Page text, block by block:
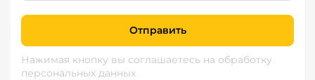
Отправить
Нажимая кнопку вы соглашаетесь на обработку
персональных данных